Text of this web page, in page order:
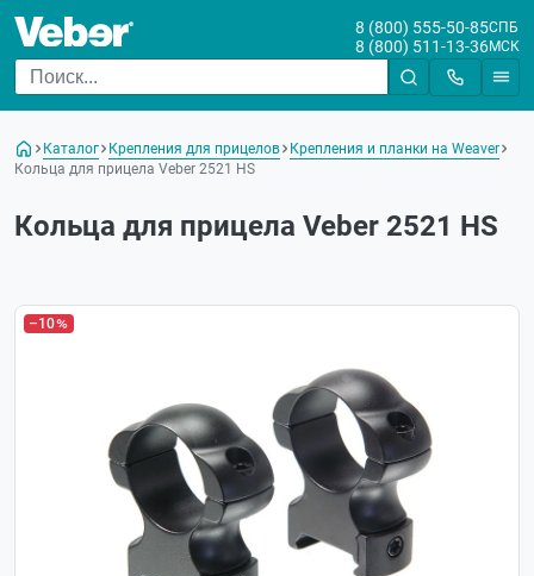
8 (800) 555-50-85СПБ
8 (800) 511-13-36МСК
Каталог Крепления для прицелов
Крепления и планки на Weaver
Кольца для прицела Veber 2521 HS
Кольца для прицела Veber 2521 HS
–10